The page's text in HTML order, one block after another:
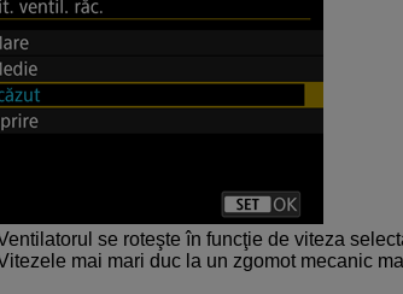
se roteşte în funcţie de viteza
mai mari duc la un zgomot mecanic